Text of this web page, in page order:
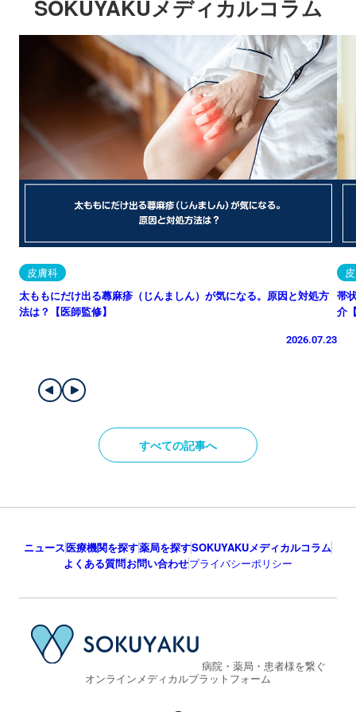
SOKUYAKUメディカルコラム
皮膚科
太ももにだけ出る蕁麻疹（じんましん）が気になる。原因と対処方
法は？【医師監修】
2026.07.23
帯
介
すべての記事へ
ニュース医療機関を探す薬局を探すSOKUYAKUメディカルコラム
よくある質問お問い合わせプライバシーポリシー
病院・薬局・患者様を繋ぐ
オンラインメディカルプラットフォーム